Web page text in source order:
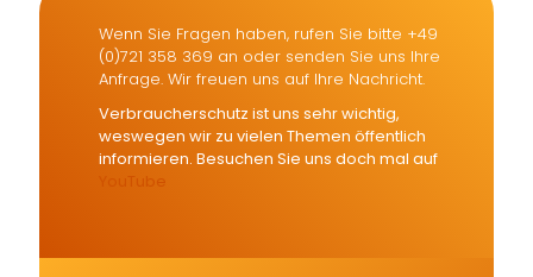
Wenn Sie Fragen haben, rufen Sie bitte +49
(0)721 358 369 an oder senden Sie uns Ihre
Anfrage. Wir freuen uns auf Ihre Nachricht.
Verbraucherschutz ist uns sehr wichtig,
weswegen wir zu vielen Themen öffentlich
informieren. Besuchen Sie uns doch mal auf
YouTube